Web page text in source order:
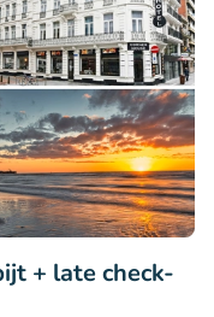
+ late check-